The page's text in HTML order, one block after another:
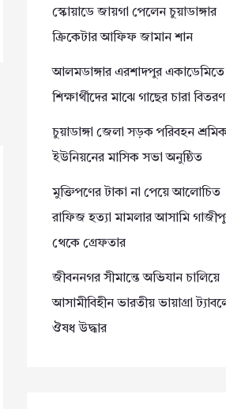
স্কোয়াডে জায়গা পেলেন চুয়াডাঙ্গার
ক্রিকেটার আফিফ জামান শান
আলমডাঙ্গার এরশাদপুর একাডেমিতে
শিক্ষার্থীদের মাঝে গাছের চারা বিতরণ
চুয়াডাঙ্গা জেলা সড়ক পরিবহন
ইউনিয়নের মাসিক সভা অনুষ্ঠিত
মুক্তিপণের টাকা না পেয়ে আলোচিত
রাফিজ হত্যা মামলার আসামি
থেকে গ্রেফতার
জীবননগর সীমান্তে অভিযান চালিয়ে
আসামীবিহীন ভারতীয় ভায়াগ্রা
ঔষধ উদ্ধার